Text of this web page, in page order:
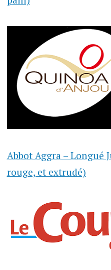
Abbot Aggra – Longué
rouge, et extrudé)